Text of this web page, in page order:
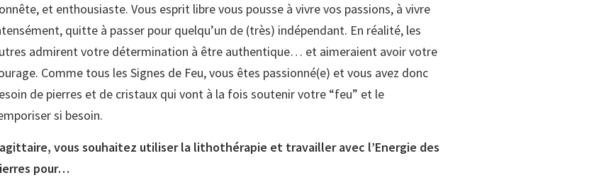
et enthousiaste. Vous esprit libre vous pousse à vivre vos passions, à vivre
quitte à passer pour quelqu’un de (très) indépendant. En réalité, les
admirent votre détermination à être authentique… et aimeraient avoir votre
Comme tous les Signes de Feu, vous êtes passionné(e) et vous avez donc
de pierres et de cristaux qui vont à la fois soutenir votre “feu” et le
si besoin.
vous souhaitez utiliser la lithothérapie et travailler avec l’Energie des
pour…